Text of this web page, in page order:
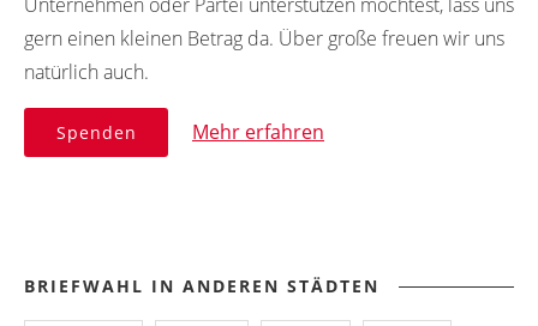
gern einen kleinen Betrag da. Über große freuen wir uns
natürlich auch.
Spenden Mehr erfahren
BRIEFWAHL IN ANDEREN STÄDTEN